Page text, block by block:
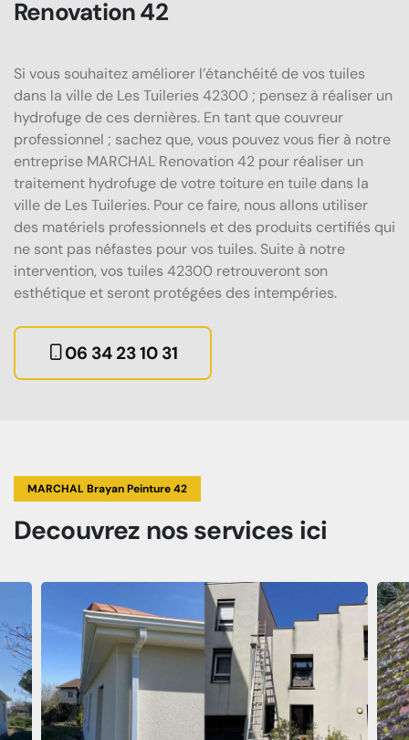
Renovation 42
Si vous souhaitez améliorer l’étanchéité de vos tuiles
dans la ville de Les Tuileries 42300 ; pensez à réaliser un
hydrofuge de ces dernières. En tant que couvreur
professionnel ; sachez que, vous pouvez vous fier à notre
entreprise MARCHAL Renovation 42 pour réaliser un
traitement hydrofuge de votre toiture en tuile dans la
ville de Les Tuileries. Pour ce faire, nous allons utiliser
des matériels professionnels et des produits certifiés qui
ne sont pas néfastes pour vos tuiles. Suite à notre
intervention, vos tuiles 42300 retrouveront son
esthétique et seront protégées des intempéries.
06 34 23 10 31
MARCHAL Brayan Peinture 42
Decouvrez nos services ici